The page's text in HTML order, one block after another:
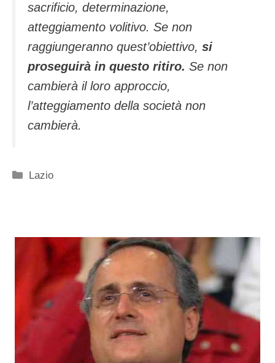
sacrificio, determinazione,
atteggiamento volitivo. Se non
raggiungeranno quest’obiettivo, si
proseguirà in questo ritiro. Se non
cambierà il loro approccio,
l’atteggiamento della società non
cambierà.
Categorie
Lazio